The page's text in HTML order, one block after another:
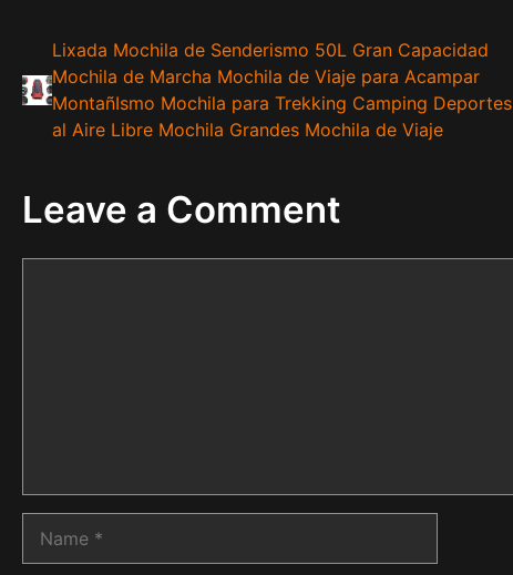
Lixada Mochila de Senderismo 50L Gran Capacidad
Mochila de Marcha Mochila de Viaje para Acampar
MontañIsmo Mochila para Trekking Camping Deportes
al Aire Libre Mochila Grandes Mochila de Viaje
Leave a Comment